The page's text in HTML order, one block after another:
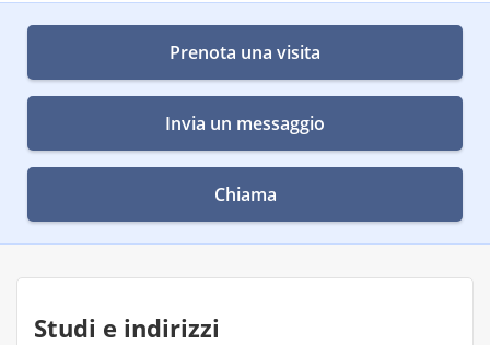
Prenota una visita
Invia un messaggio
Chiama
Studi e indirizzi